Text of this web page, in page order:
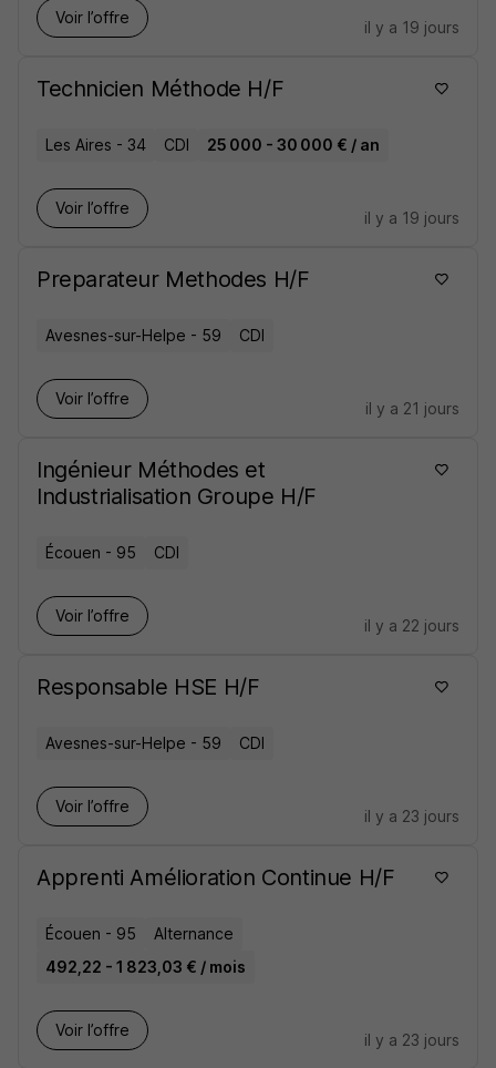
Voir l’offre
il y a 19 jours
Technicien Méthode H/F
Les Aires - 34 CDI 25 000 - 30 000 € / an
Voir l’offre
il y a 19 jours
Preparateur Methodes H/F
Avesnes-sur-Helpe - 59 CDI
Voir l’offre
il y a 21 jours
Ingénieur Méthodes et
Industrialisation Groupe H/F
Écouen - 95 CDI
Voir l’offre
il y a 22 jours
Responsable HSE H/F
Avesnes-sur-Helpe - 59 CDI
Voir l’offre
il y a 23 jours
Apprenti Amélioration Continue H/F
Écouen - 95
Alternance
492,22 - 1 823,03 € / mois
Voir l’offre
il y a 23 jours